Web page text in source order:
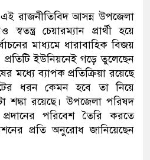
রাজনীতিবিদ আসন্ন উপজেলা
চেয়ারম্যান প্রার্থী হয়ে
মাধ্যমে ধারাবাহিক বিজয়
প্রতিটি ইউনিয়নেই গড়ে তুলেছেন
মধ্যে ব্যাপক প্রতিক্রিয়া রয়েছে
ধরন কেমন হবে তা নিয়ে
শঙ্কা রয়েছে। উপজেলা পরিষদ
প্রদানের পরিবেশ তৈরি করতে
প্রতি অনুরোধ জানিয়েছেন